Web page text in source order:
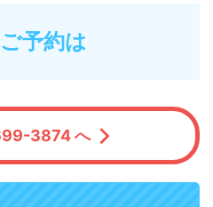
予約は
3874 へ